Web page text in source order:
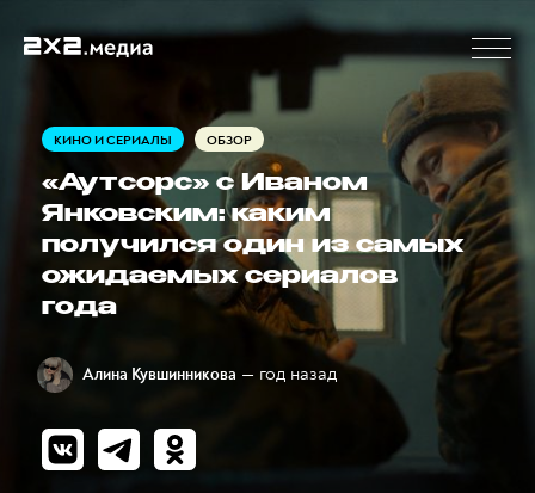
КИНО И СЕРИАЛЫ ОБЗОР
«Аутсорс» с Иваном
Янковским: каким
получился один из самых
ожидаемых сериалов
года
Алина Кувшинникова — год назад